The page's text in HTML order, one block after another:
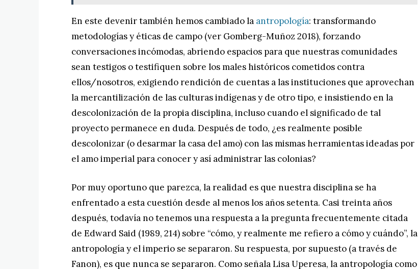
En este devenir también hemos cambiado la antropología: transformando
metodologías y éticas de campo (ver Gomberg-Muñoz 2018), forzando
conversaciones incómodas, abriendo espacios para que nuestras comunidades
sean testigos o testifiquen sobre los males históricos cometidos contra
ellos/nosotros, exigiendo rendición de cuentas a las instituciones que aprovechan
la mercantilización de las culturas indígenas y de otro tipo, e insistiendo en la
descolonización de la propia disciplina, incluso cuando el significado de tal
proyecto permanece en duda. Después de todo, ¿es realmente posible
descolonizar (o desarmar la casa del amo) con las mismas herramientas ideadas por
el amo imperial para conocer y así administrar las colonias?
Por muy oportuno que parezca, la realidad es que nuestra disciplina se ha
enfrentado a esta cuestión desde al menos los años setenta. Casi treinta años
después, todavía no tenemos una respuesta a la pregunta frecuentemente citada
de Edward Said (1989, 214) sobre “cómo, y realmente me refiero a cómo y cuándo”, la
antropología y el imperio se separaron. Su respuesta, por supuesto (a través de
Fanon), es que nunca se separaron. Como señala Lisa Uperesa, la antropología como